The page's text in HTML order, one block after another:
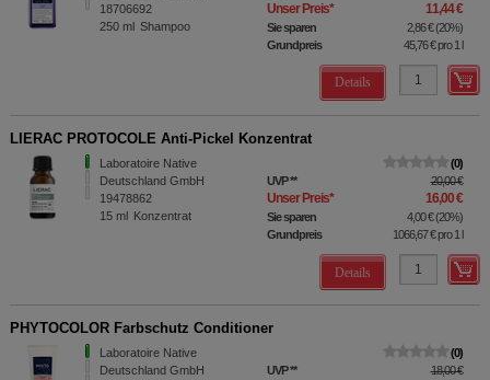
18706692
250 ml Shampoo
Unser Preis* 11,44 €
Sie sparen 2,86 €(20%)
Grundpreis
45,76 €pro 1 l
Details
LIERAC PROTOCOLE Anti-Pickel Konzentrat
Laboratoire Native
Deutschland GmbH
19478862
15 ml Konzentrat
0
UVP** 20,00 €
Unser Preis* 16,00 €
Sie sparen 4,00 €(20%)
Grundpreis
1066,67 €pro 1 l
Details
PHYTOCOLOR Farbschutz Conditioner
Laboratoire Native
Deutschland GmbH
0
UVP** 18,00 €